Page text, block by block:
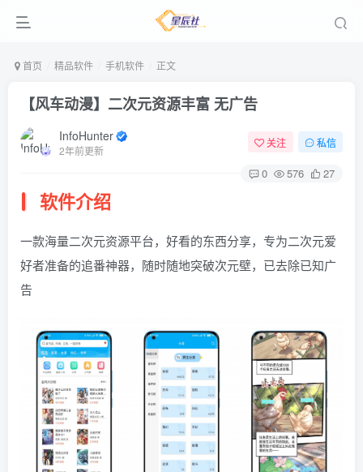
首页 精品软件 手机软件 正文
【风车动漫】二次元资源丰富 无广告
InfoHunter
2年前更新
关注 私信
0 576 27
软件介绍
一款海量二次元资源平台，好看的东西分享，专为二次元爱
好者准备的追番神器，随时随地突破次元壁，已去除已知广
告